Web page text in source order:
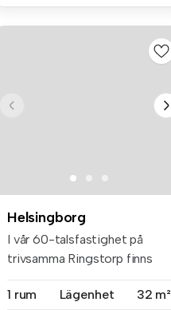
Helsingborg
I vår 60-talsfastighet på
trivsamma Ringstorp finns
1 rum
Lägenhet 32 m²